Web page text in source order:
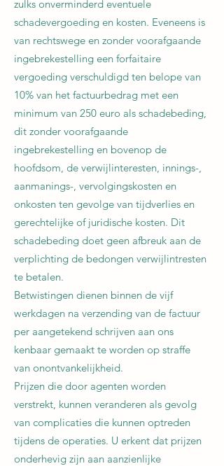
zulks onverminderd eventuele
schadevergoeding en kosten. Eveneens is
van rechtswege en zonder voorafgaande
ingebrekestelling een forfaitaire
vergoeding verschuldigd ten belope van
10% van het factuurbedrag met een
minimum van 250 euro als schadebeding,
dit zonder voorafgaande
ingebrekestelling en bovenop de
hoofdsom, de verwijlinteresten, innings-,
aanmanings-, vervolgingskosten en
onkosten ten gevolge van tijdverlies en
gerechtelijke of juridische kosten. Dit
schadebeding doet geen afbreuk aan de
verplichting de bedongen verwijlintresten
te betalen.
Betwistingen dienen binnen de vijf
werkdagen na verzending van de factuur
per aangetekend schrijven aan ons
kenbaar gemaakt te worden op straffe
van onontvankelijkheid.
Prijzen die door agenten worden
verstrekt, kunnen veranderen als gevolg
van complicaties die kunnen optreden
tijdens de operaties. U erkent dat prijzen
onderhevig zijn aan aanzienlijke